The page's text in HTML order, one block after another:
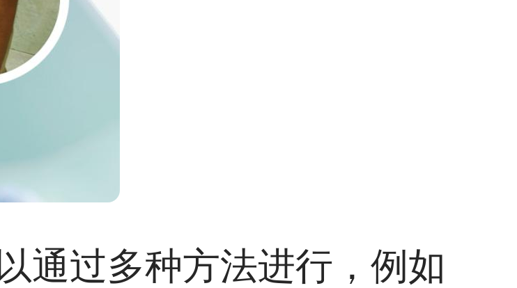
通过多种方法进行，例如